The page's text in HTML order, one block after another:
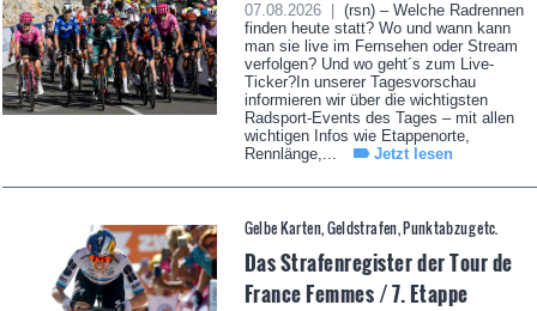
07.08.2026 |
(rsn) – Welche Radrennen
finden heute statt? Wo und wann kann
man sie live im Fernsehen oder Stream
verfolgen? Und wo geht´s zum Live-
Ticker?In unserer Tagesvorschau
informieren wir über die wichtigsten
Radsport-Events des Tages – mit allen
wichtigen Infos wie Etappenorte,
Rennlänge,...
Jetzt lesen
Gelbe Karten, Geldstrafen, Punktabzug etc.
Das Strafenregister der Tour de
France Femmes / 7. Etappe